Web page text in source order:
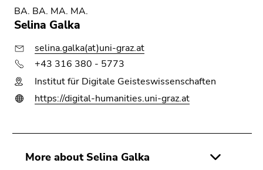
BA. BA. MA. MA.
Selina Galka
selina.galka(at)uni-graz.at
+43 316 380 - 5773
Institut für Digitale Geisteswissenschaften
https://digital-humanities.uni-graz.at
More about Selina Galka